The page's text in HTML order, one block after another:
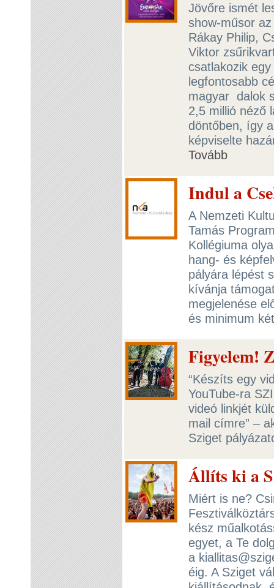
Jövőre ismét
show-műsor
Rákay Philip,
Viktor
csatlakozik
legfontosabb
magyar dalok
2,5 millió néző
döntőben, így
képviselte
Tovább
Indul a
A Nemzeti
Tamás
Kollégiuma
hang- és
pályára lépést
kívánja
megjelenése
és minimum
Figyelem!
“Készíts egy
YouTube-ra
videó linkjét
mail címre” –
Sziget
Állíts ki a
Miért is ne?
kész
egyet, a Te
a
éig. A Sziget